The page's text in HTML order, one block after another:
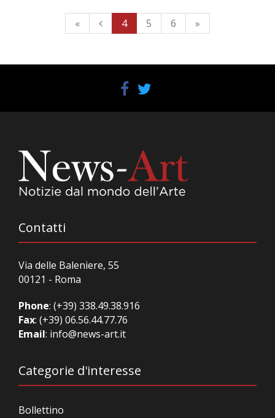
« 4 5 6 »
Contatti
Via delle Baleniere, 55
00121 - Roma
Phone: (+39) 338.49.38.916
Fax: (+39) 06.56.44.77.76
Email: info@news-art.it
Categorie d'interesse
Bollettino